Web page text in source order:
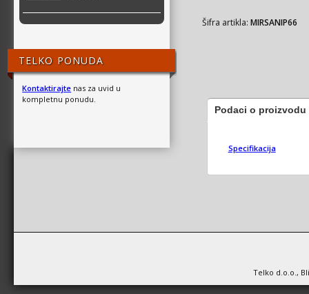
TELKO PONUDA
Kontaktirajte nas za uvid u
kompletnu ponudu.
Šifra artikla:MIRSANIP66
Podaci o proizvodu
Specifikacija
Telko d.o.o.,